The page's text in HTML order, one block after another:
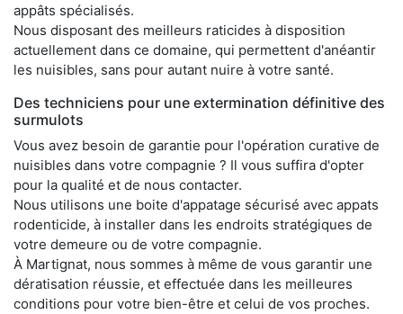
appâts spécialisés.
Nous disposant des meilleurs raticides à disposition
actuellement dans ce domaine, qui permettent d'anéantir
les nuisibles, sans pour autant nuire à votre santé.
Des techniciens pour une extermination définitive des
surmulots
Vous avez besoin de garantie pour l'opération curative de
nuisibles dans votre compagnie ? Il vous suffira d'opter
pour la qualité et de nous contacter.
Nous utilisons une boite d'appatage sécurisé avec appats
rodenticide, à installer dans les endroits stratégiques de
votre demeure ou de votre compagnie.
À Martignat, nous sommes à même de vous garantir une
dératisation réussie, et effectuée dans les meilleures
conditions pour votre bien-être et celui de vos proches.